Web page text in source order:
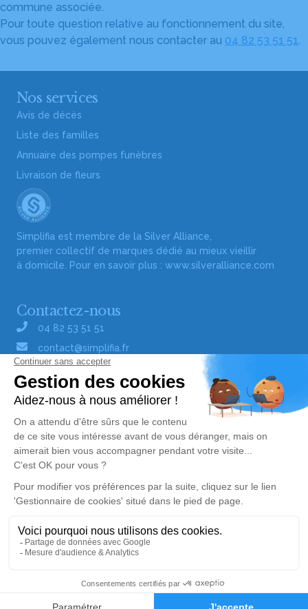
commune associée.
Pour toute question relative au fonctionnement du site,
vous pouvez également nous contacter au 04 82 53 51 51.
Alerte décès 81
Nos services
Avis de décès
Liste des familles
Annuaire des pompes funèbres
Livraison de fleurs
Simplifia est membre de la Silver Alliance,
premier collectif de marques dédié au mieux vieillir
à domicile. Pour en savoir plus : www.silveralliance.com
Contactez-nous
04 82 53 51 51
contact@simplifia.fr
Réseaux sociaux
Liens utiles
Publier un avis de décès
Signaler un abus/une erreur
Consultez nos offres d'emploi
Politique de traitement des données
Mentions légales